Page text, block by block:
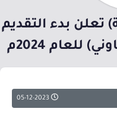
بدء التقديم
للعام 2024م